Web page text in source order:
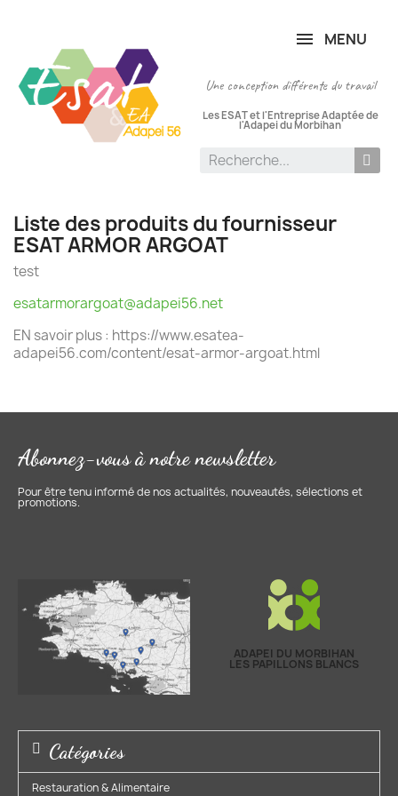
MENU
Une conception différente du travail
Les ESAT et l'Entreprise Adaptée de
l'Adapei du Morbihan
Liste des produits du fournisseur
ESAT ARMOR ARGOAT
test
esatarmorargoat@adapei56.net
EN savoir plus : https://www.esatea-
adapei56.com/content/esat-armor-argoat.html
Abonnez-vous à notre newsletter
Pour être tenu informé de nos actualités, nouveautés, sélections et
promotions.
ADAPEI DU MORBIHAN
LES PAPILLONS BLANCS
Catégories
Restauration & Alimentaire